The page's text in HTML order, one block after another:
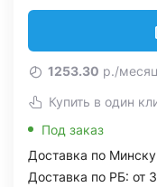
1253.30 р./
Купить в один
Под заказ
Доставка по
Доставка по РБ: от